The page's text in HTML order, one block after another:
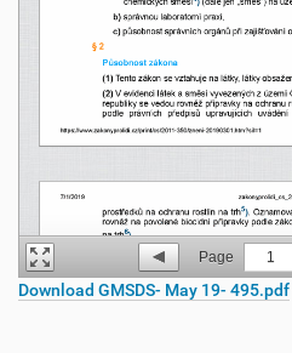
Page 1
Download GMSDS- May 19- 495.pdf